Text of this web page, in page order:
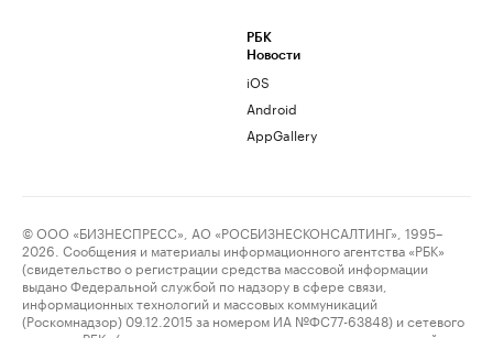
РБК
Новости
iOS
Android
AppGallery
© ООО «БИЗНЕСПРЕСС», АО «РОСБИЗНЕСКОНСАЛТИНГ», 1995–
2026. Сообщения и материалы информационного агентства «РБК»
(свидетельство о регистрации средства массовой информации
выдано Федеральной службой по надзору в сфере связи,
информационных технологий и массовых коммуникаций
(Роскомнадзор) 09.12.2015 за номером ИА №ФС77-63848) и сетевого